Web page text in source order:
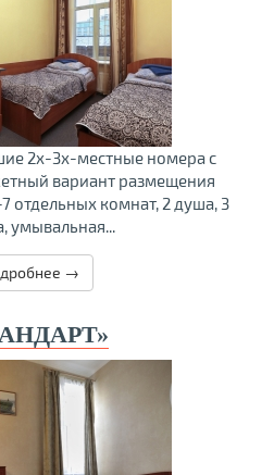
2х-3х-местные номера с
вариант размещения
отдельных комнат, 2 душа, 3
умывальная...
→